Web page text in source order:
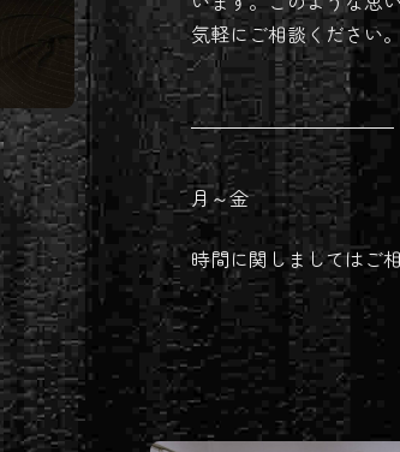
気軽にご相談ください
月～金
時間に関しましてはご